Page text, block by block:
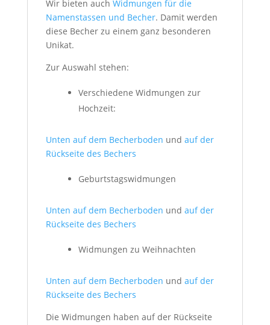
Wir bieten auch Widmungen für die
Namenstassen und Becher. Damit werden
diese Becher zu einem ganz besonderen
Unikat.
Zur Auswahl stehen:
Verschiedene Widmungen zur
Hochzeit:
Unten auf dem Becherboden und auf der
Rückseite des Bechers
Geburtstagswidmungen
Unten auf dem Becherboden und auf der
Rückseite des Bechers
Widmungen zu Weihnachten
Unten auf dem Becherboden und auf der
Rückseite des Bechers
Die Widmungen haben auf der Rückseite